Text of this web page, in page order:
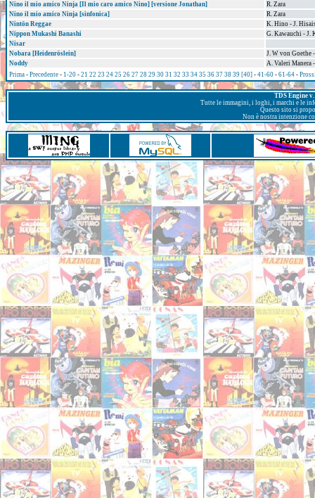
Nino il mio amico Ninja [Il mio caro amico Nino] [versione Jonathan]
R. Zara
Nino il mio amico Ninja [sinfonica]
R. Zara
Nintōn Reggae
K. Hino - J.
Nippon Mukashi Banashi
G. Kawauchi - J.
Nisar
Nobara [Heidenröslein]
J. W von Goethe
Noddy
A. Valeri Manera
Prima - Precedente - 1-20 - 21 22 23 24 25 26 27 28 29 30 31 32 33 34 35 36 37 38 39 [40] - 41-60 - 61-64 -
TDS Engine
Tutte le immagini, i loghi, i marchi e le
Questo sito si
Non è nostra intenzione